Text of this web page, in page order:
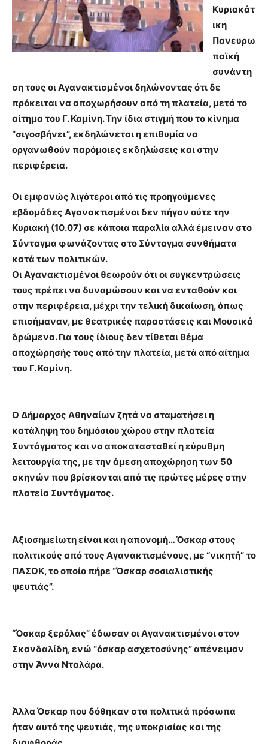
Κυριακάτ
ικη
Πανευρω
παϊκή
συνάντη
ση τους οι Αγανακτισμένοι δηλώνοντας ότι δε
πρόκειται να αποχωρήσουν από τη πλατεία, μετά το
αίτημα του Γ. Καμίνη. Την ίδια στιγμή που το κίνημα
“σιγοσβήνει”, εκδηλώνεται η επιθυμία να
οργανωθούν παρόμοιες εκδηλώσεις και στην
περιφέρεια.
Οι εμφανώς λιγότεροι από τις προηγούμενες
εβδομάδες Αγανακτισμένοι δεν πήγαν ούτε την
Κυριακή (10.07) σε κάποια παραλία αλλά έμειναν στο
Σύνταγμα φωνάζοντας στο Σύνταγμα συνθήματα
κατά των πολιτικών.
Oι Αγανακτισμένοι θεωρούν ότι οι συγκεντρώσεις
τους πρέπει να δυναμώσουν και να ενταθούν και
στην περιφέρεια, μέχρι την τελική δικαίωση, όπως
επισήμαναν, με θεατρικές παραστάσεις και Μουσικά
δρώμενα. Για τους ίδιους δεν τίθεται θέμα
αποχώρησής τους από την πλατεία, μετά από αίτημα
του Γ. Καμίνη.
Ο Δήμαρχος Αθηναίων ζητά να σταματήσει η
κατάληψη του δημόσιου χώρου στην πλατεία
Συντάγματος και να αποκατασταθεί η εύρυθμη
λειτουργία της, με την άμεση αποχώρηση των 50
σκηνών που βρίσκονται από τις πρώτες μέρες στην
πλατεία Συντάγματος.
Αξιοσημείωτη είναι και η απονομή… Όσκαρ στους
πολιτικούς από τους Αγανακτισμένους, με “νικητή” το
ΠΑΣΟΚ, το οποίο πήρε “Όσκαρ σοσιαλιστικής
ψευτιάς”.
“Όσκαρ ξερόλας” έδωσαν οι Αγανακτισμένοι στον
Σκανδαλίδη, ενώ “όσκαρ ασχετοσύνης” απένειμαν
στην Άννα Νταλάρα.
Άλλα Όσκαρ που δόθηκαν στα πολιτικά πρόσωπα
ήταν αυτό της ψευτιάς, της υποκρισίας και της